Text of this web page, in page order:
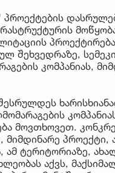
შეხვედრაზე,
კომპანიას,
მოვთხოვეთ.
მიმდინარე
ამ ტერიტორიაზე,
აქვს,